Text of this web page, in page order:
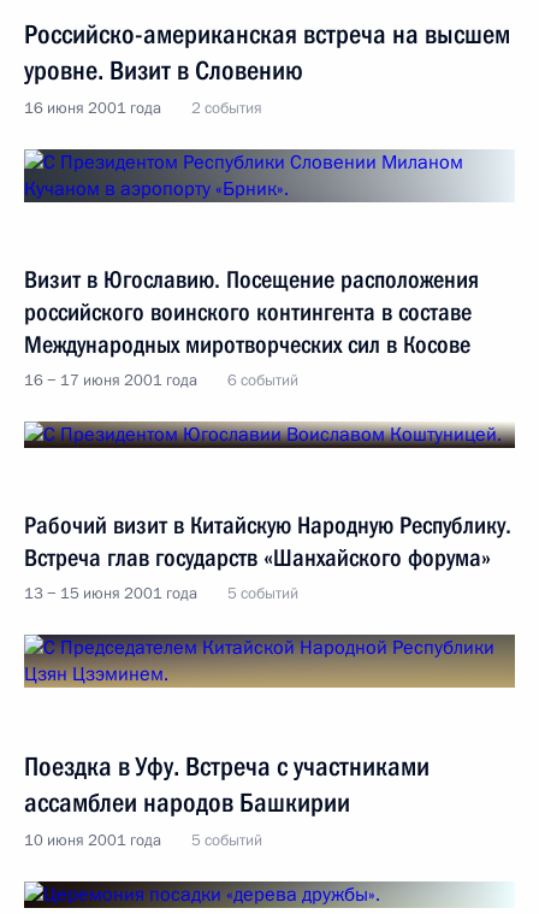
Российско-американская встреча на высшем
уровне. Визит в Словению
16 июня 2001 года 2 события
Визит в Югославию. Посещение расположения
российского воинского контингента в составе
Международных миротворческих сил в Косове
16 − 17 июня 2001 года 6 событий
Рабочий визит в Китайскую Народную Республику.
Встреча глав государств «Шанхайского форума»
13 − 15 июня 2001 года 5 событий
Поездка в Уфу. Встреча с участниками
ассамблеи народов Башкирии
10 июня 2001 года 5 событий